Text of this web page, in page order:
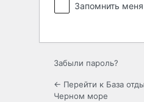
Запомнить меня
Забыли пароль?
← Перейти к База
Черном море